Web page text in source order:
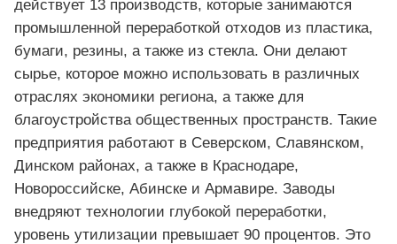
действует 13 производств, которые занимаются
промышленной переработкой отходов из пластика,
бумаги, резины, а также из стекла. Они делают
сырье, которое можно использовать в различных
отраслях экономики региона, а также для
благоустройства общественных пространств. Такие
предприятия работают в Северском, Славянском,
Динском районах, а также в Краснодаре,
Новороссийске, Абинске и Армавире. Заводы
внедряют технологии глубокой переработки,
уровень утилизации превышает 90 процентов. Это